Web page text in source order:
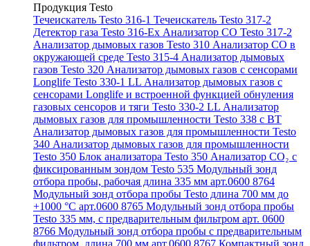
Продукция Testo
Течеискатель Testo 316-1 Течеискатель Testo 317-2
Детектор газа Testo 316-Ex Анализатор CO Testo 317-2
Анализатор дымовых газов Testo 310 Анализатор CO в
окружающей среде Testo 315-4 Анализатор дымовых
газов Testo 320 Анализатор дымовых газов с сенсорами
Longlife Testo 330-1 LL Анализатор дымовых газов с
сенсорами Longlife и встроенной функцией обнуления
газовых сенсоров и тяги Testo 330-2 LL Анализатор
дымовых газов для промышленности Testo 338 с BT
Анализатор дымовых газов для промышленности Testo
340 Анализатор дымовых газов для промышленности
Testo 350 Блок анализатора Testo 350 Анализатор СО₂ с
фиксированным зондом Testo 535 Модульный зонд
отбора пробы, рабочая длина 335 мм арт.0600 8764
Модульный зонд отбора пробы Testo длина 700 мм до
+1000 °С арт.0600 8765 Модульный зонд отбора пробы
Testo 335 мм, с предварительным фильтром арт. 0600
8766 Модульный зонд отбора пробы с предварительным
фильтром, длина 700 мм арт.0600 8767 Компактный зонд